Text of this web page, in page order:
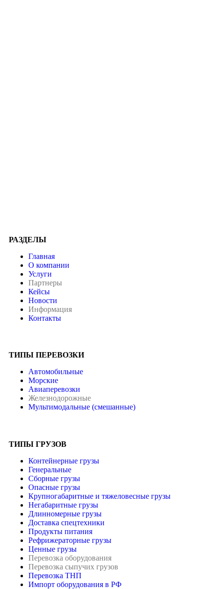
РАЗДЕЛЫ
Главная
О компании
Услуги
Партнеры
Кейсы
Новости
Информация
Контакты
ТИПЫ ПЕРЕВОЗКИ
Автомобильные
Морские
Авиаперевозки
Железнодорожные
Мультимодальные (смешанные)
ТИПЫ ГРУЗОВ
Контейнерные грузы
Генеральные
Сборные грузы
Опасные грузы
Крупногабаритные и тяжеловесные грузы
Негабаритные грузы
Длинномерные грузы
Доставка спецтехники
Продукты питания
Рефрижераторные грузы
Ценные грузы
Перевозка оборудования
Перевозка сыпучих грузов
Перевозка ТНП
Импорт оборудования в РФ